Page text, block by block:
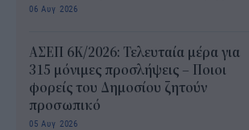
06 Αυγ 2026
ΑΣΕΠ 6Κ/2026: Τελευταία μέρα για
315 μόνιμες προσλήψεις – Ποιοι
φορείς του Δημοσίου ζητούν
προσωπικό
05 Αυγ 2026